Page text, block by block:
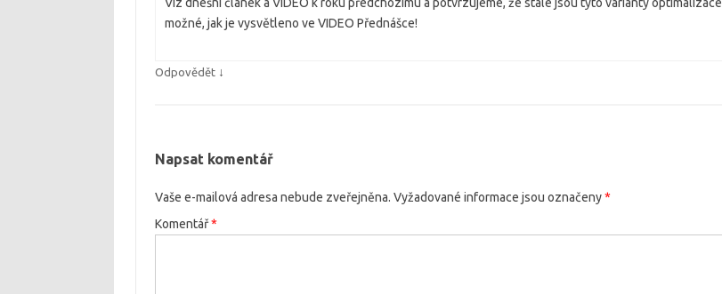
Viz dnešní článek a VIDEO k roku předchozímu a potvrzujeme, že stále jsou tyto varianty optimalizace
možné, jak je vysvětleno ve VIDEO Přednášce!
Odpovědět ↓
Napsat komentář
Vaše e-mailová adresa nebude zveřejněna. Vyžadované informace jsou označeny*
Komentář*